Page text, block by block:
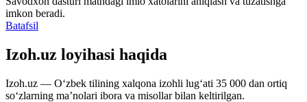
imkon beradi.
Batafsil
Izoh.uz loyihasi haqida
Izoh.uz — O‘zbek tilining xalqona izohli lug‘ati 35 000 dan ortiq
so‘zlarning ma’nolari ibora va misollar bilan keltirilgan.